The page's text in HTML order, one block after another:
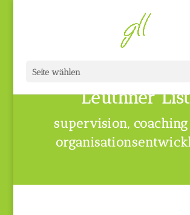
Seite wählen
Leuthner List
supervision,